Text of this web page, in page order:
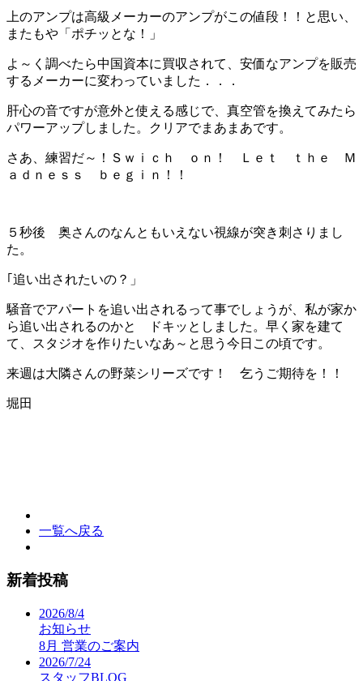
上のアンプは高級メーカーのアンプがこの値段！！と思い、
またもや「ポチッとな！」
よ～く調べたら中国資本に買収されて、安価なアンプを販売
するメーカーに変わっていました．．．
肝心の音ですが意外と使える感じで、真空管を換えてみたら
パワーアップしました。クリアでまあまあです。
さあ、練習だ～！Ｓｗｉｃｈ ｏｎ！ Ｌｅｔ ｔｈｅ Ｍ
ａｄｎｅｓｓ ｂｅｇｉｎ！！
５秒後 奥さんのなんともいえない視線が突き刺さりまし
た。
｢追い出されたいの？」
騒音でアパートを追い出されるって事でしょうが、私が家か
ら追い出されるのかと ドキッとしました。早く家を建て
て、スタジオを作りたいなあ～と思う今日この頃です。
来週は大隣さんの野菜シリーズです！ 乞うご期待を！！
堀田
一覧へ戻る
新着投稿
2026/8/4
お知らせ
8月 営業のご案内
2026/7/24
スタッフBLOG